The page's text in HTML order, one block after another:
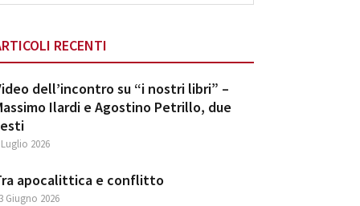
RECENTI
dell’incontro su “i nostri libri” –
Ilardi e Agostino Petrillo, due
2026
apocalittica e conflitto
Giugno 2026